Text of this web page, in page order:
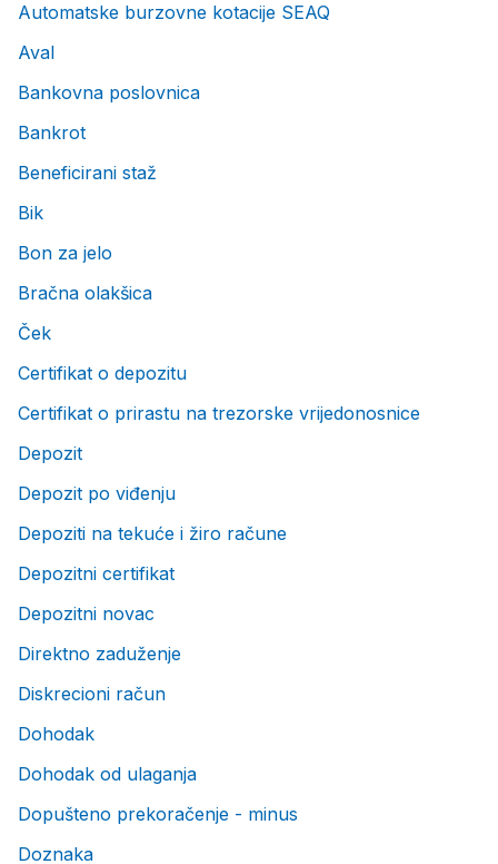
Automatske burzovne kotacije SEAQ
Aval
Bankovna poslovnica
Bankrot
Beneficirani staž
Bik
Bon za jelo
Bračna olakšica
Ček
Certifikat o depozitu
Certifikat o prirastu na trezorske vrijedonosnice
Depozit
Depozit po viđenju
Depoziti na tekuće i žiro račune
Depozitni certifikat
Depozitni novac
Direktno zaduženje
Diskrecioni račun
Dohodak
Dohodak od ulaganja
Dopušteno prekoračenje - minus
Doznaka